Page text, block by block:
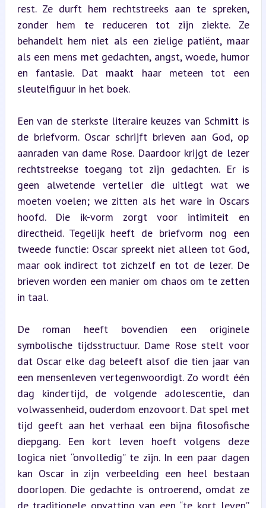
rest. Ze durft hem rechtstreeks aan te spreken,
zonder hem te reduceren tot zijn ziekte. Ze
behandelt hem niet als een zielige patiënt, maar
als een mens met gedachten, angst, woede, humor
en fantasie. Dat maakt haar meteen tot een
sleutelfiguur in het boek.
Een van de sterkste literaire keuzes van Schmitt is
de briefvorm. Oscar schrijft brieven aan God, op
aanraden van dame Rose. Daardoor krijgt de lezer
rechtstreekse toegang tot zijn gedachten. Er is
geen alwetende verteller die uitlegt wat we
moeten voelen; we zitten als het ware in Oscars
hoofd. Die ik-vorm zorgt voor intimiteit en
directheid. Tegelijk heeft de briefvorm nog een
tweede functie: Oscar spreekt niet alleen tot God,
maar ook indirect tot zichzelf en tot de lezer. De
brieven worden een manier om chaos om te zetten
in taal.
De roman heeft bovendien een originele
symbolische tijdsstructuur. Dame Rose stelt voor
dat Oscar elke dag beleeft alsof die tien jaar van
een mensenleven vertegenwoordigt. Zo wordt één
dag kindertijd, de volgende adolescentie, dan
volwassenheid, ouderdom enzovoort. Dat spel met
tijd geeft aan het verhaal een bijna filosofische
diepgang. Een kort leven hoeft volgens deze
logica niet “onvolledig” te zijn. In een paar dagen
kan Oscar in zijn verbeelding een heel bestaan
doorlopen. Die gedachte is ontroerend, omdat ze